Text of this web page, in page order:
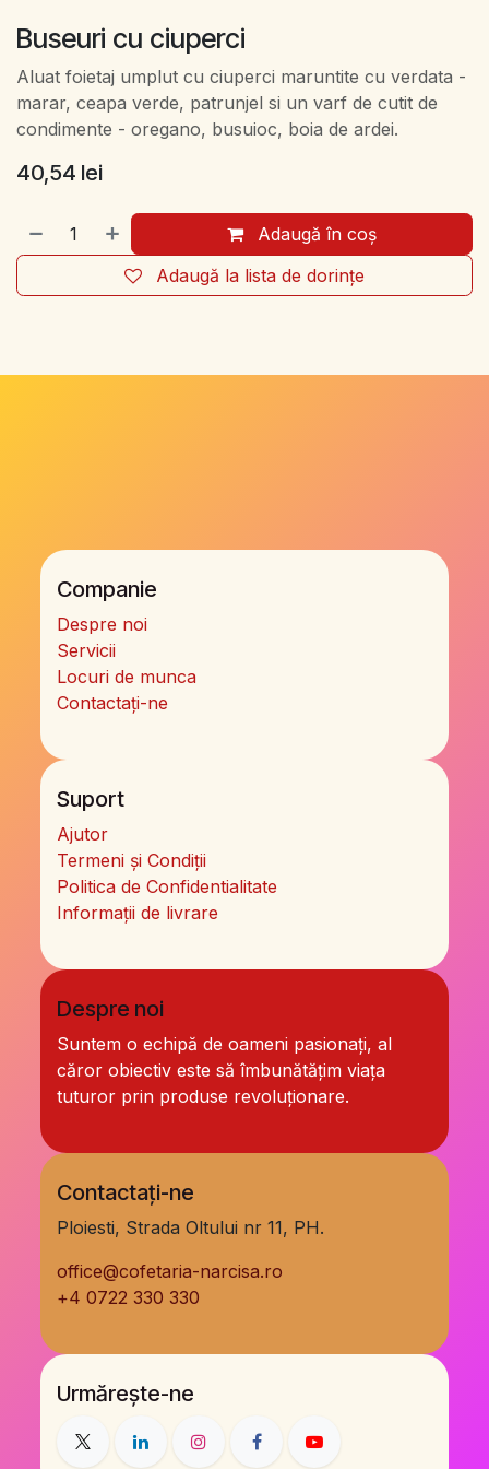
Buseuri cu ciuperci
Aluat foietaj umplut cu ciuperci maruntite cu verdata -
marar, ceapa verde, patrunjel si un varf de cutit de
condimente - oregano, busuioc, boia de ardei.
40,54 lei
Adaugă în coș
Adaugă la lista de dorințe
Companie
Despre noi
Servicii
Locuri de munca
Contactați-ne
Suport
Ajutor
Termeni și Condiții
Politica de Confidentialitate
Informații de livrare
Despre noi
Suntem o echipă de oameni pasionați, al
căror obiectiv este să îmbunătățim viața
tuturor prin produse revoluționare.
Contactați-ne
Ploiesti, Strada Oltului nr 11, PH.
office@cofetaria-narcisa.ro
+4 0722 330 330
Urmărește-ne